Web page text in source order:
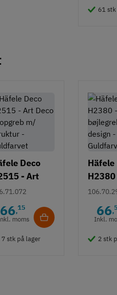
61
Deco
- Art
knopgreb
struktur -
66,15
moms
7 stk på lager
Häfele
Deco
m/
-66,
Inkl.
2 stk